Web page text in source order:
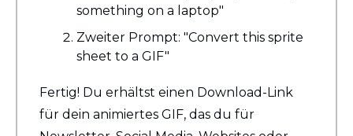
something on a laptop"
Zweiter Prompt: "Convert this sprite
sheet to a GIF"
Fertig! Du erhältst einen Download-Link
für dein animiertes GIF, das du für